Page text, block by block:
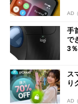
AD
手
で
3
ス
り
AD